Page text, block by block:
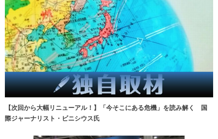
【次回から大幅リニューアル！】「今そこにある危機」を読み解く 国
際ジャーナリスト・ビニシウス氏